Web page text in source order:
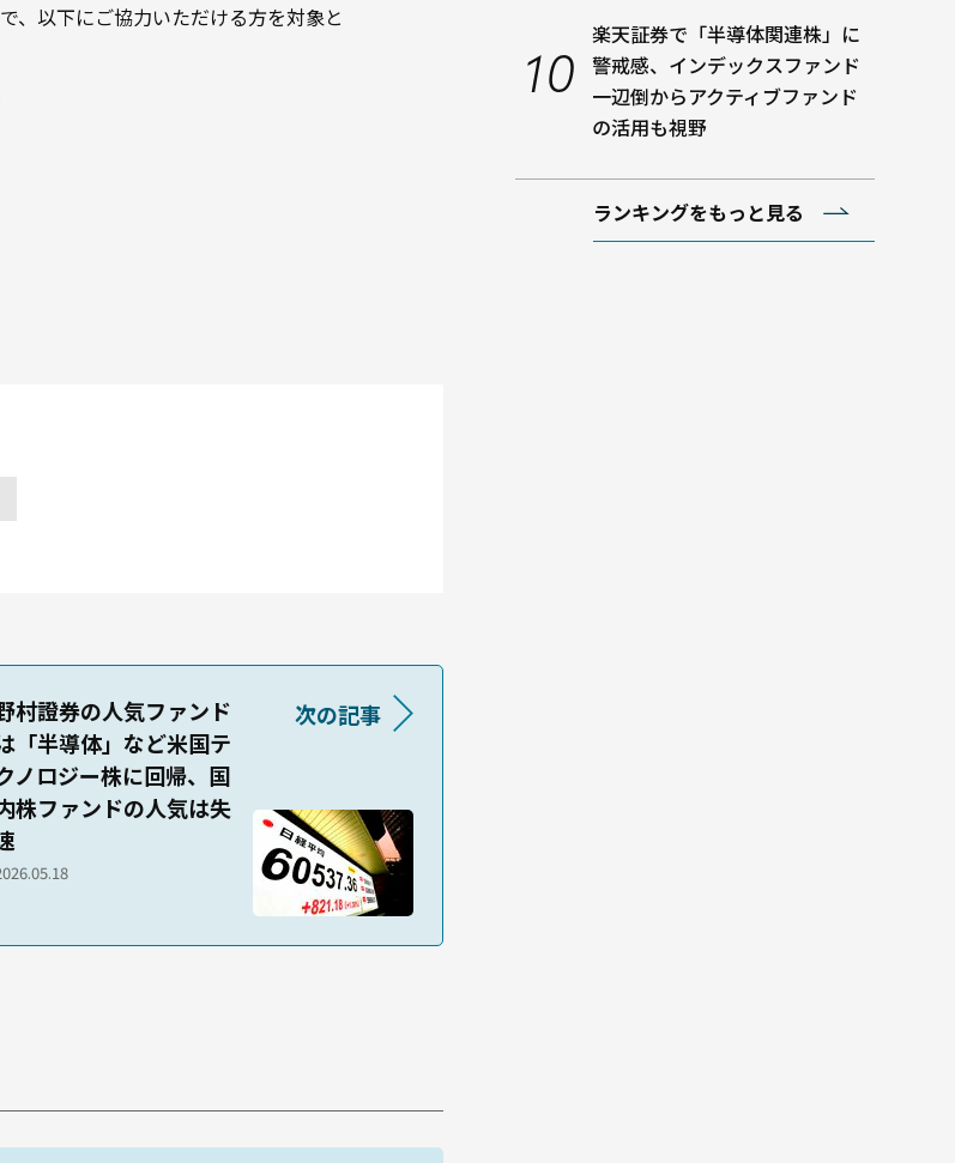
、以下にご協力いただける方を対象と
次の記事
村證券の人気ファンド
「半導体」など米国テ
ノロジー株に回帰、国
株ファンドの人気は失
楽天証券で「半導体関連株」に
警戒感、インデックスファンド
一辺倒からアクティブファンド
の活用も視野
ランキングをもっと見る